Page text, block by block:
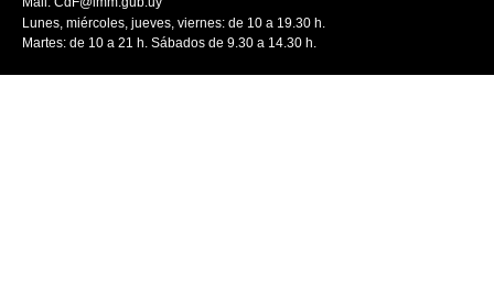
Lunes, miércoles, jueves, viernes: de 10 a 19.30 h.
Martes: de 10 a 21 h. Sábados de 9.30 a 14.30 h.